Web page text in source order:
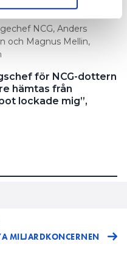
NCG, Anders
och Magnus Mellin,
för NCG-dottern
hämtas från
lockade mig”,
MILJARDKONCERNEN